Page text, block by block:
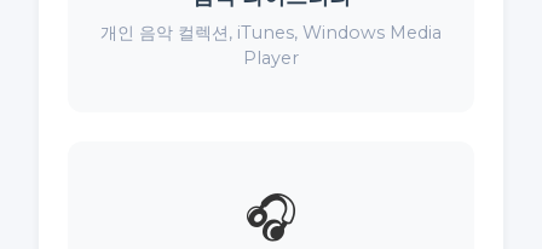
개인 음악 컬렉션, iTunes, Windows Media
Player
🎧